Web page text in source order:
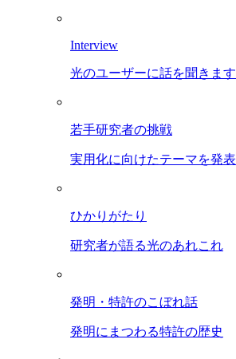
Interview
光のユーザーに話を聞きます
若手研究者の挑戦
実用化に向けたテーマを発表
ひかりがたり
研究者が語る光のあれこれ
発明・特許のこぼれ話
発明にまつわる特許の歴史